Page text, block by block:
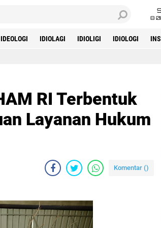
8
IDEOLOGI IDIOLAGI IDIOLIGI IDIOLOGI
RI Terbentuk
Layanan Hukum
Komentar ()